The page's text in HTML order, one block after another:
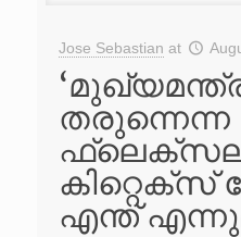
Jose Sebastian at
തരുന്നെന്ന
എന്ത്